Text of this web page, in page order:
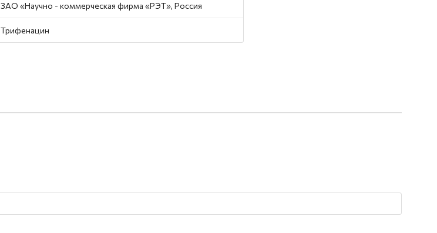
ЗАО «Научно - коммерческая фирма «РЭТ», Россия
Трифенацин